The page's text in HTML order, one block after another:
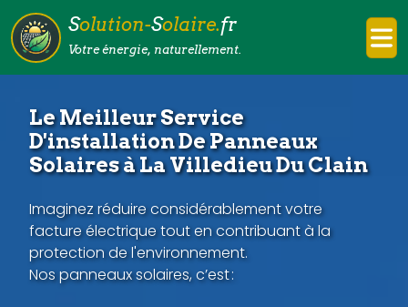
Solution-Solaire.fr
Votre énergie, naturellement.
Le Meilleur Service
D'installation De Panneaux
Solaires à La Villedieu Du Clain
Imaginez réduire considérablement votre
facture électrique tout en contribuant à la
protection de l'environnement.
Nos panneaux solaires, c’est :